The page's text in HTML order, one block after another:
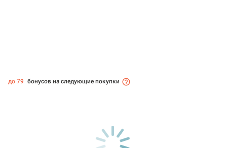
до 79 бонусов на следующие покупки